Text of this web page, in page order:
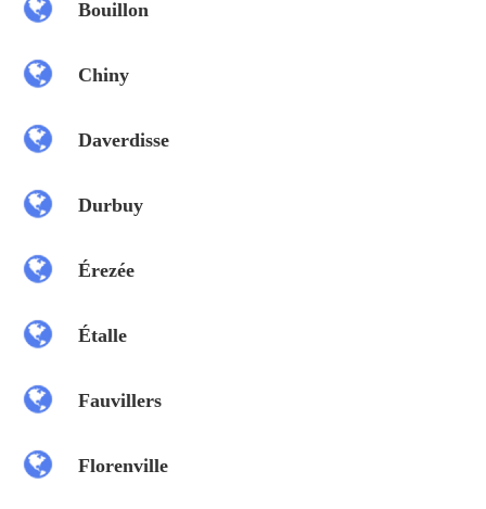
Bouillon
Chiny
Daverdisse
Durbuy
Érezée
Étalle
Fauvillers
Florenville